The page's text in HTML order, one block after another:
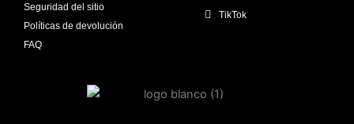
Seguridad del sitio
Políticas de devolución
FAQ
TikTok